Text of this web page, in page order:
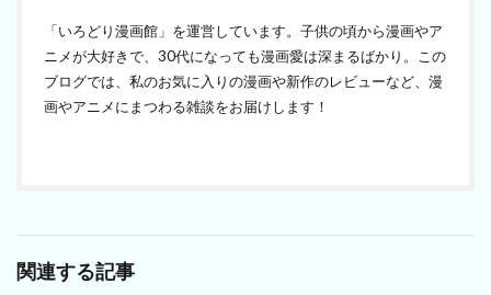
「いろどり漫画館」を運営しています。子供の頃から漫画やア
ニメが大好きで、30代になっても漫画愛は深まるばかり。この
ブログでは、私のお気に入りの漫画や新作のレビューなど、漫
画やアニメにまつわる雑談をお届けします！
関連する記事